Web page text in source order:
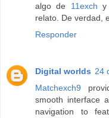
algo de 11exch y
relato. De verdad,
Responder
Digital worlds 24
Matchexch9
smooth interface
navigation to